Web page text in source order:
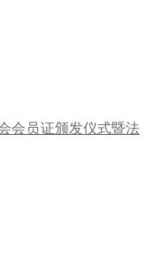
会员证颁发仪式暨法